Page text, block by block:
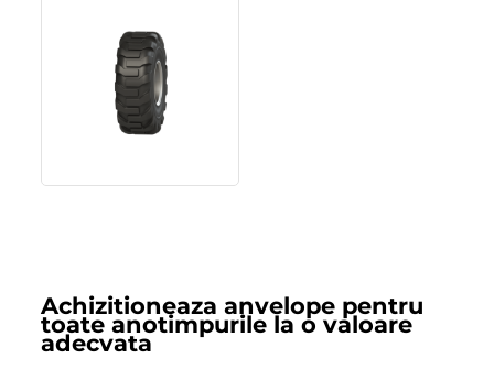
Achizitioneaza anvelope pentru
toate anotimpurile la o valoare
adecvata